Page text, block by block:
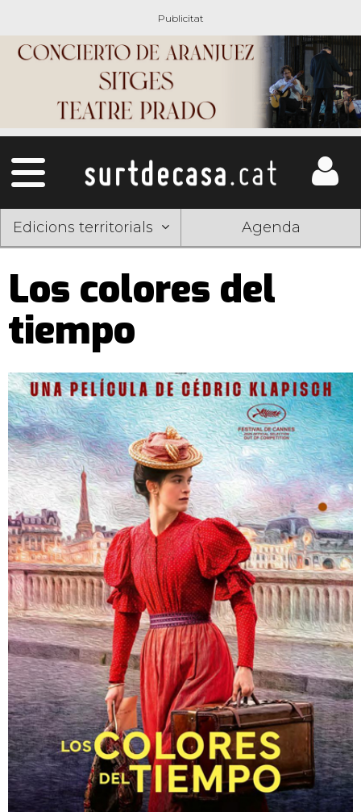
Edicions territorials Agenda
Los colores del
tiempo